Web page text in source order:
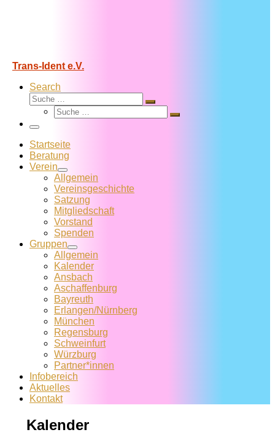
Trans-Ident e.V.
Search
Suche
Suche
Suche
Suche
Menü
Startseite
Beratung
Verein
Allgemein
Vereins­geschichte
Satzung
Mitglied­schaft
Vorstand
Spenden
Gruppen
Allgemein
Kalender
Ansbach
Aschaffenburg
Bayreuth
Erlangen/Nürnberg
München
Regensburg
Schweinfurt
Würzburg
Partner*innen
Infobereich
Aktuelles
Kontakt
Kalender